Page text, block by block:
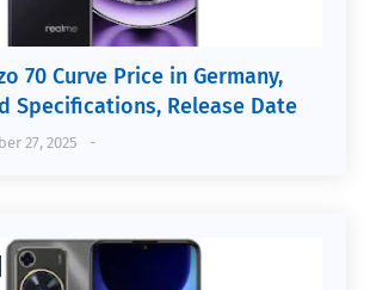
70 Curve Price in Germany,
Specifications, Release Date
-
27, 2025